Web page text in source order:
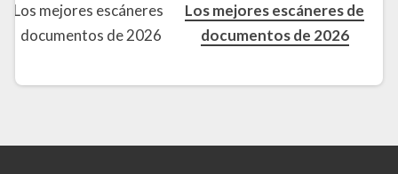
Los mejores escáneres de
documentos de 2026